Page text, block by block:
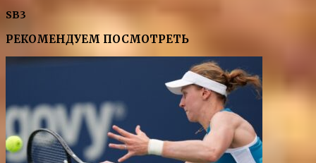
SB3
РЕКОМЕНДУЕМ ПОСМОТРЕТЬ